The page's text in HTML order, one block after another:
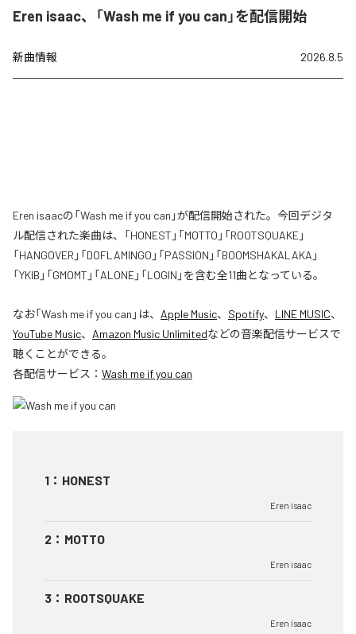
Eren isaac、「Wash me if you can」を配信開始
新曲情報 2026.8.5
Eren isaacの「Wash me if you can」が配信開始された。今回デジタ
ル配信された楽曲は、「HONEST」「MOTTO」「ROOTSQUAKE」
「HANGOVER」「DOFLAMINGO」「PASSION」「BOOMSHAKALAKA」
「YKIB」「GMOMT」「ALONE」「LOGIN」を含む全11曲となっている。
なお「Wash me if you can 」は、 Apple Music、 Spotify、 LINE MUSIC、
YouTube Music、 Amazon Music Unlimitedなどの音楽配信サービスで
聴くことができる。
各配信サービス： Wash me if you can
1 ： HONEST
Eren isaac
2 ： MOTTO
Eren isaac
3 ： ROOTSQUAKE
Eren isaac